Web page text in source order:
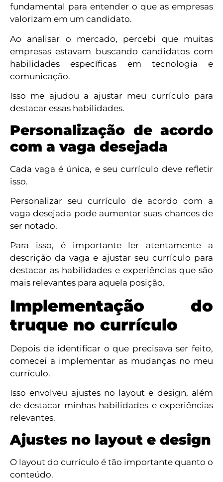
fundamental para entender o que as empresas
valorizam em um candidato.
Ao analisar o mercado, percebi que muitas
empresas estavam buscando candidatos com
habilidades específicas em tecnologia e
comunicação.
Isso me ajudou a ajustar meu currículo para
destacar essas habilidades.
Personalização de acordo
com a vaga desejada
Cada vaga é única, e seu currículo deve refletir
isso.
Personalizar seu currículo de acordo com a
vaga desejada pode aumentar suas chances de
ser notado.
Para isso, é importante ler atentamente a
descrição da vaga e ajustar seu currículo para
destacar as habilidades e experiências que são
mais relevantes para aquela posição.
Implementação do
truque no currículo
Depois de identificar o que precisava ser feito,
comecei a implementar as mudanças no meu
currículo.
Isso envolveu ajustes no layout e design, além
de destacar minhas habilidades e experiências
relevantes.
Ajustes no layout e design
O layout do currículo é tão importante quanto o
conteúdo.